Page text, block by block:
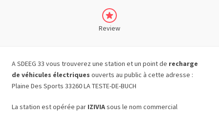
Review
A SDEEG 33 vous trouverez une station et un point de recharge
de véhicules électriques ouverts au public à cette adresse :
Plaine Des Sports 33260 LA TESTE-DE-BUCH
La station est opérée par IZIVIAsous le nom commercial